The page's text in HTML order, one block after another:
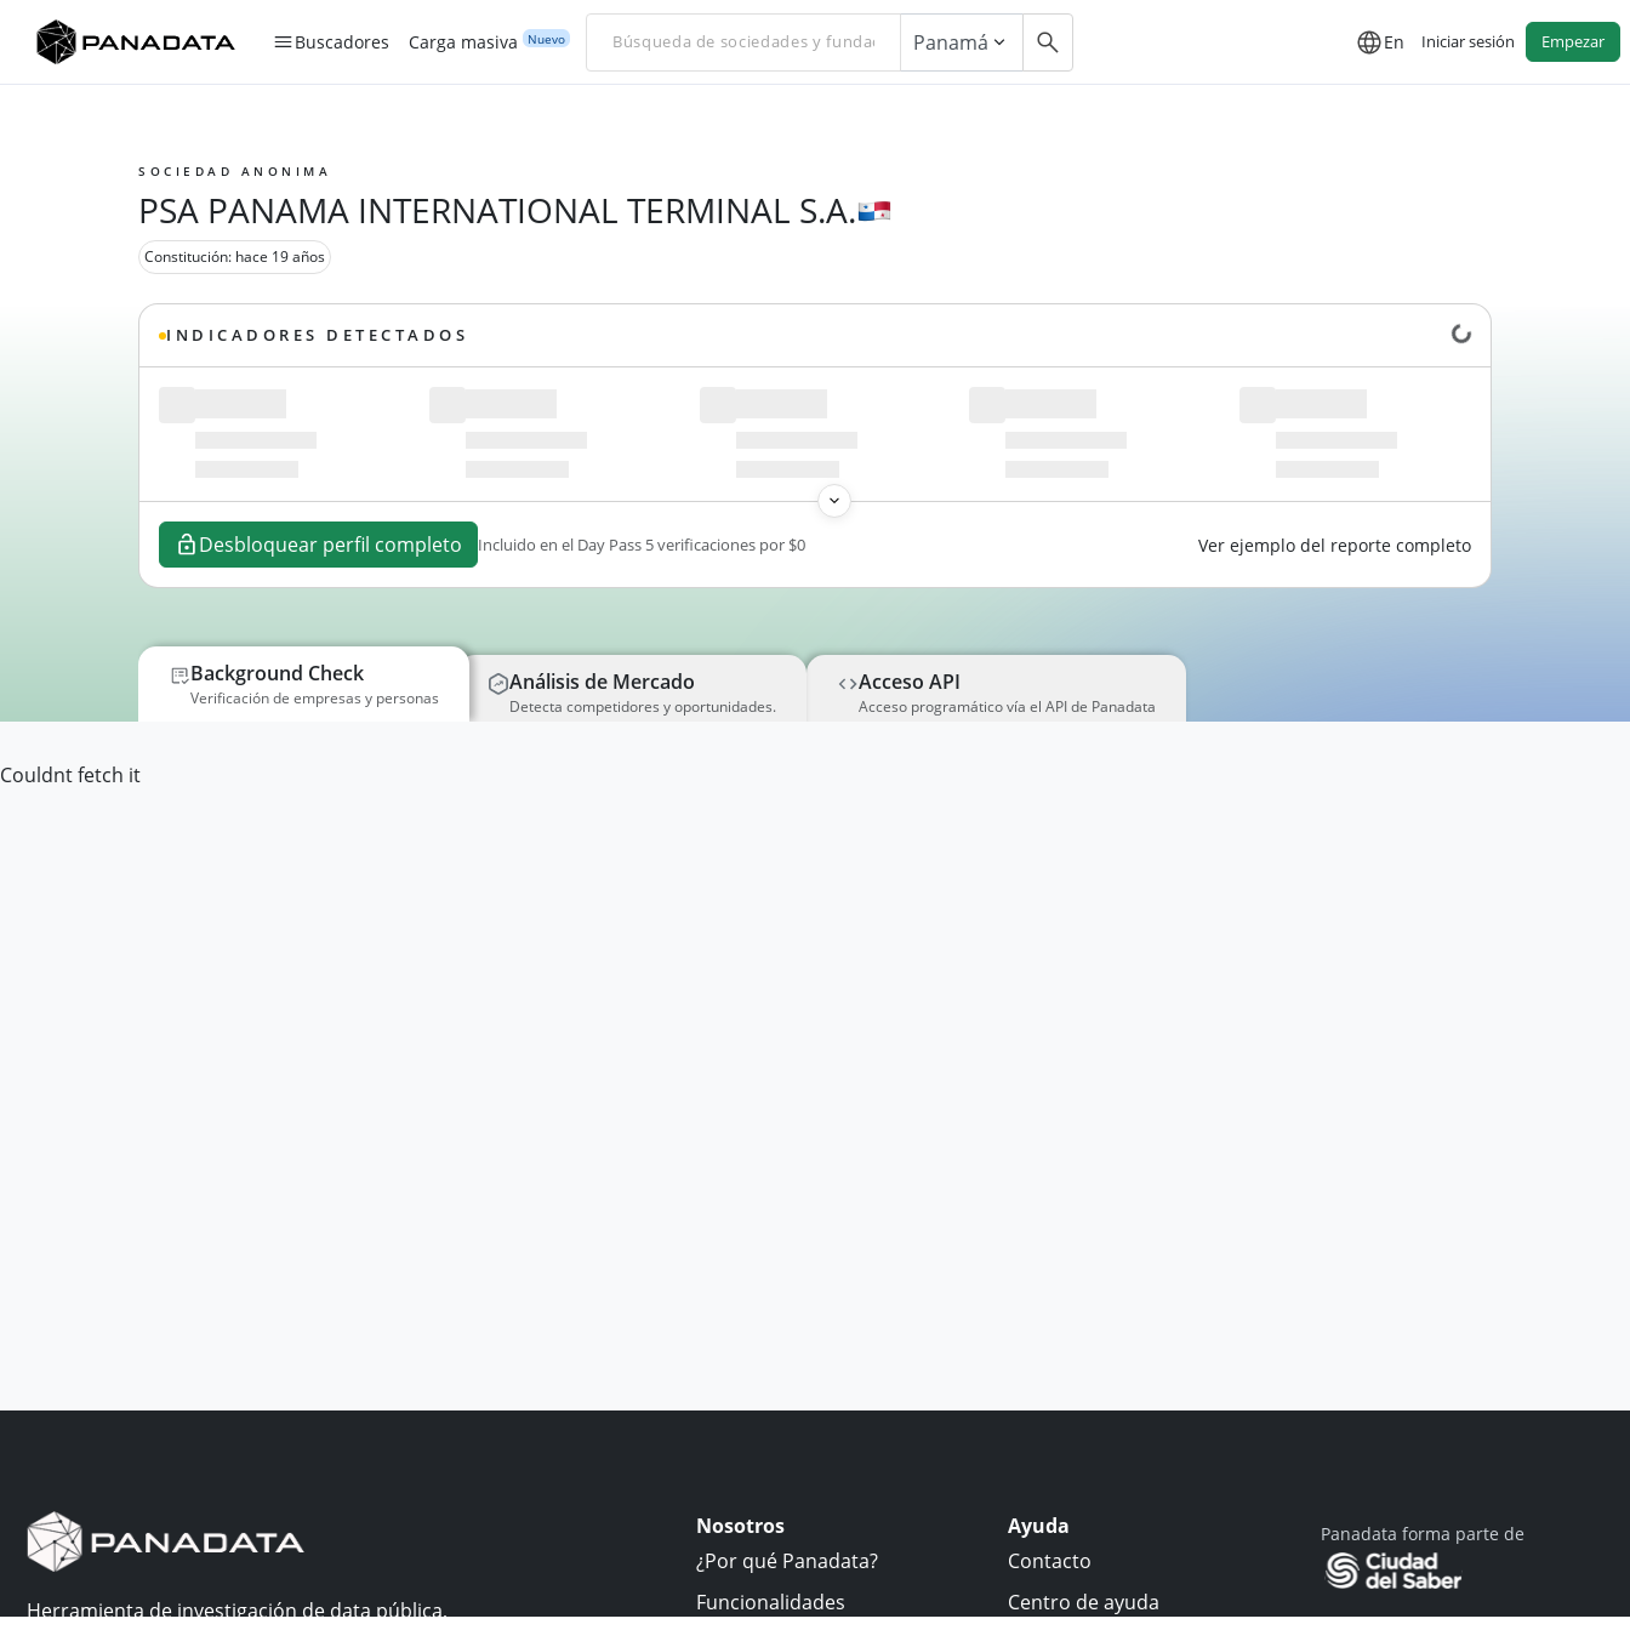
Buscadores Carga masiva Nuevo Panamá En Iniciar sesión Empezar
SOCIEDAD ANONIMA
PSA PANAMA INTERNATIONAL TERMINAL S.A.
Constitución: hace 19 años
INDICADORES DETECTADOS Cargando datos...
Desbloquear perfil completo Incluido en el Day Pass 5 verificaciones por $0 Ver ejemplo del reporte completo
Background Check
Verificación de empresas y personas
Análisis de Mercado
Detecta competidores y oportunidades.
Acceso API
Acceso programático vía el API de Panadata
Couldnt fetch it
Herramienta de investigación de data pública,
Nosotros
¿Por qué Panadata?
Funcionalidades
Ayuda
Contacto
Centro de ayuda
Panadata forma parte de